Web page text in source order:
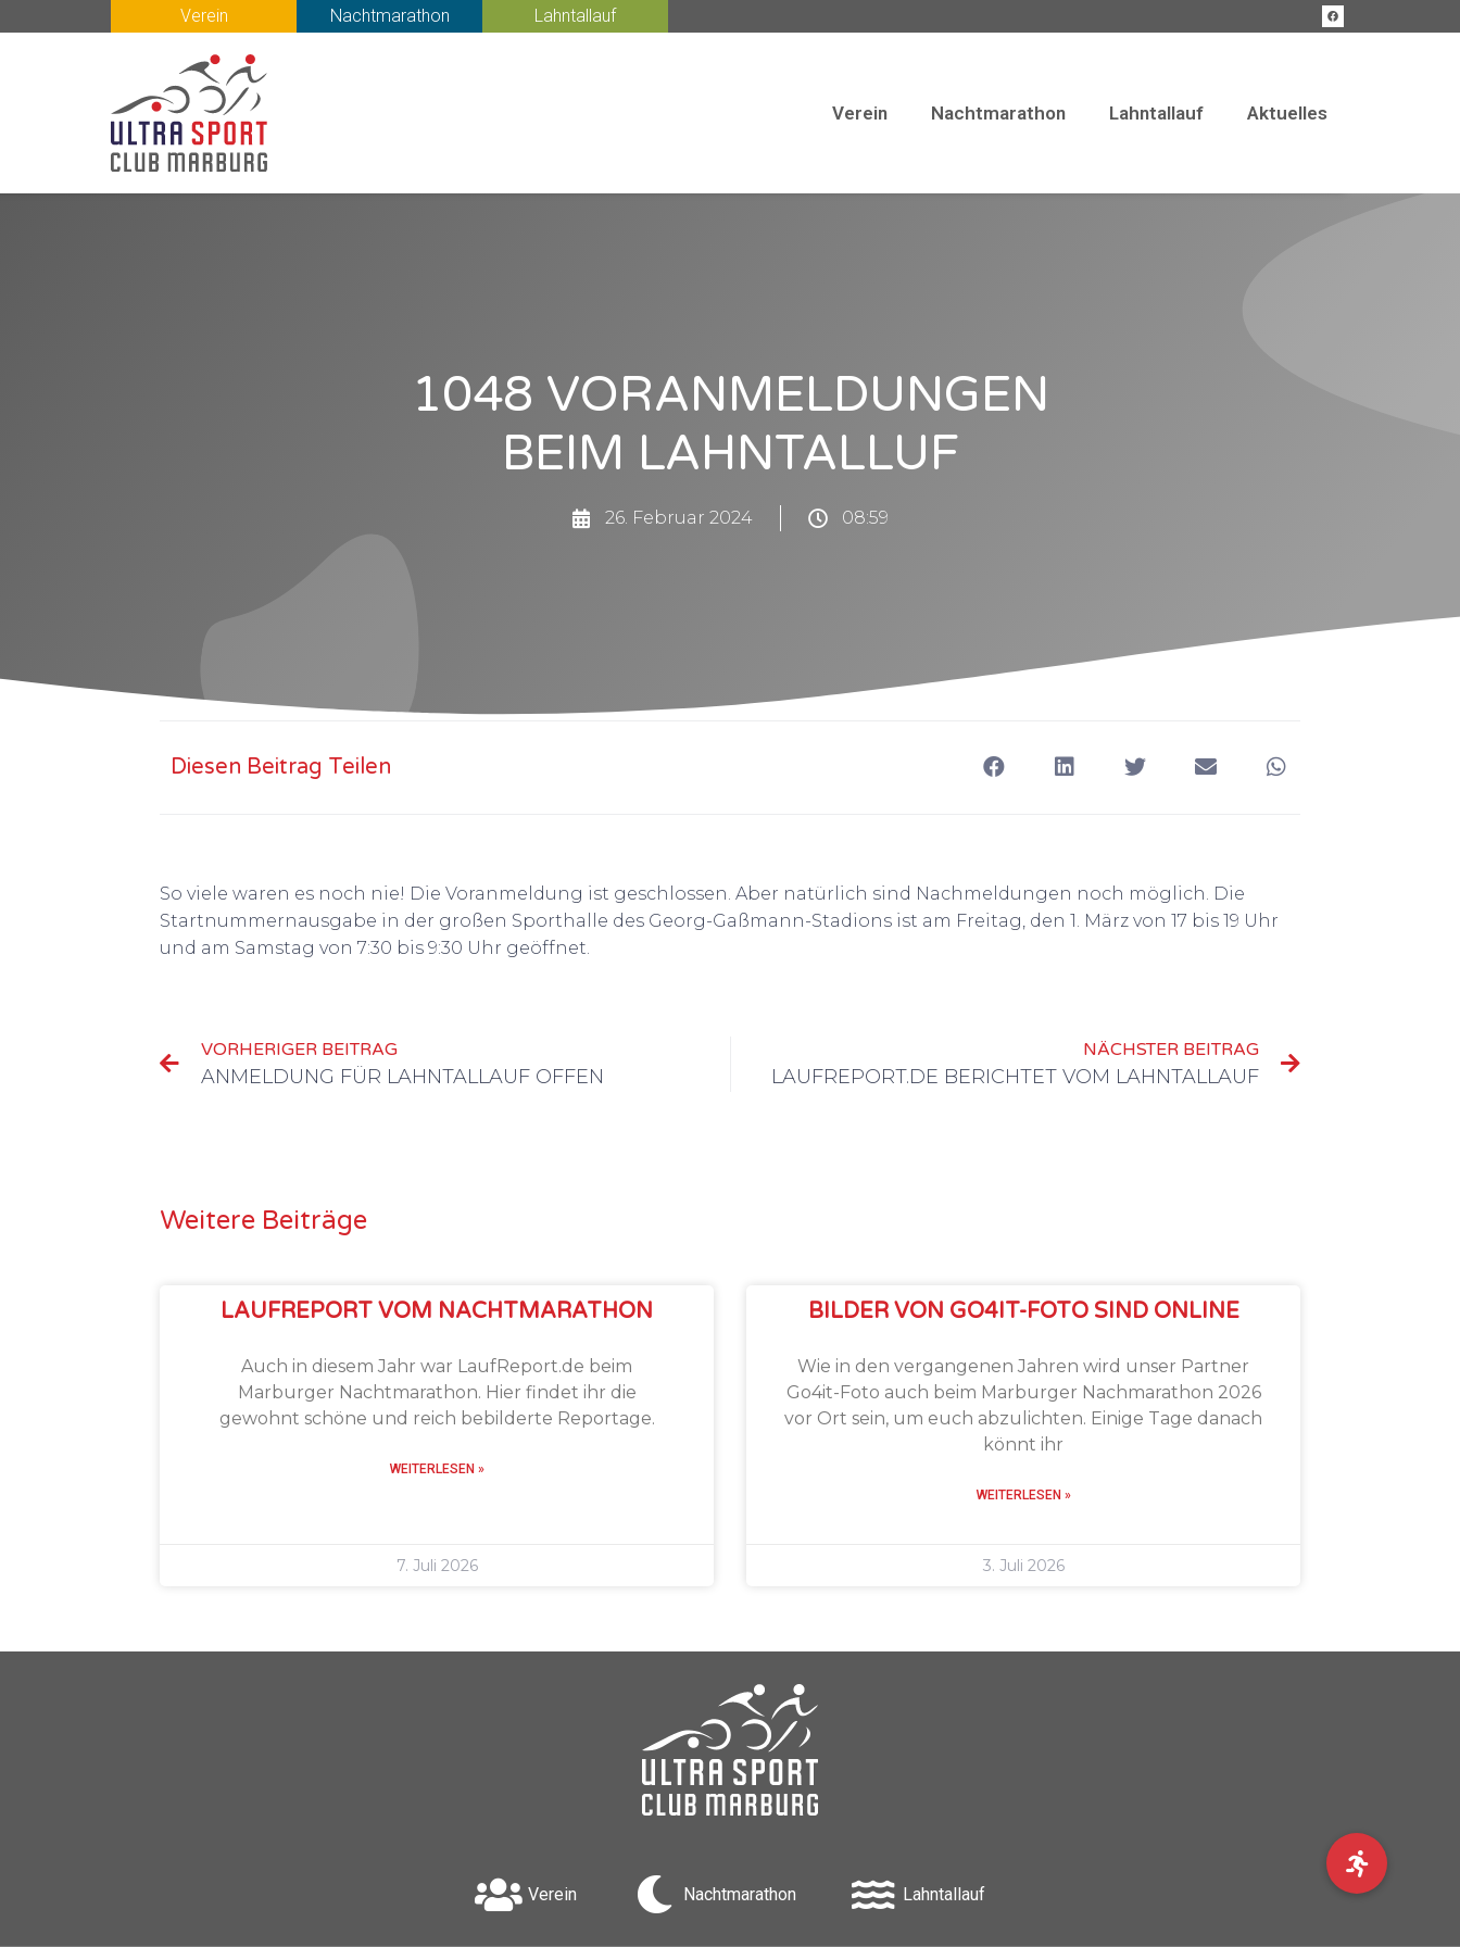
Verein Nachtmarathon Lahntallauf
Verein Nachtmarathon Lahntallauf Aktuelles
1048 VORANMELDUNGEN
BEIM LAHNTALLUF
26. Februar 2024 08:59
Diesen Beitrag Teilen
So viele waren es noch nie! Die Voranmeldung ist geschlossen. Aber natürlich sind Nachmeldungen noch möglich. Die
Startnummernausgabe in der großen Sporthalle des Georg-Gaßmann-Stadions ist am Freitag, den 1. März von 17 bis 19 Uhr
und am Samstag von 7:30 bis 9:30 Uhr geöffnet.
VORHERIGER BEITRAG
ANMELDUNG FÜR LAHNTALLAUF OFFEN
NÄCHSTER BEITRAG
LAUFREPORT.DE BERICHTET VOM LAHNTALLAUF
Weitere Beiträge
LAUFREPORT VOM NACHTMARATHON
Auch in diesem Jahr war LaufReport.de beim
Marburger Nachtmarathon. Hier findet ihr die
gewohnt schöne und reich bebilderte Reportage.
WEITERLESEN »
7. Juli 2026
BILDER VON GO4IT-FOTO SIND ONLINE
Wie in den vergangenen Jahren wird unser Partner
Go4it-Foto auch beim Marburger Nachmarathon 2026
vor Ort sein, um euch abzulichten. Einige Tage danach
könnt ihr
WEITERLESEN »
3. Juli 2026
Verein Nachtmarathon Lahntallauf